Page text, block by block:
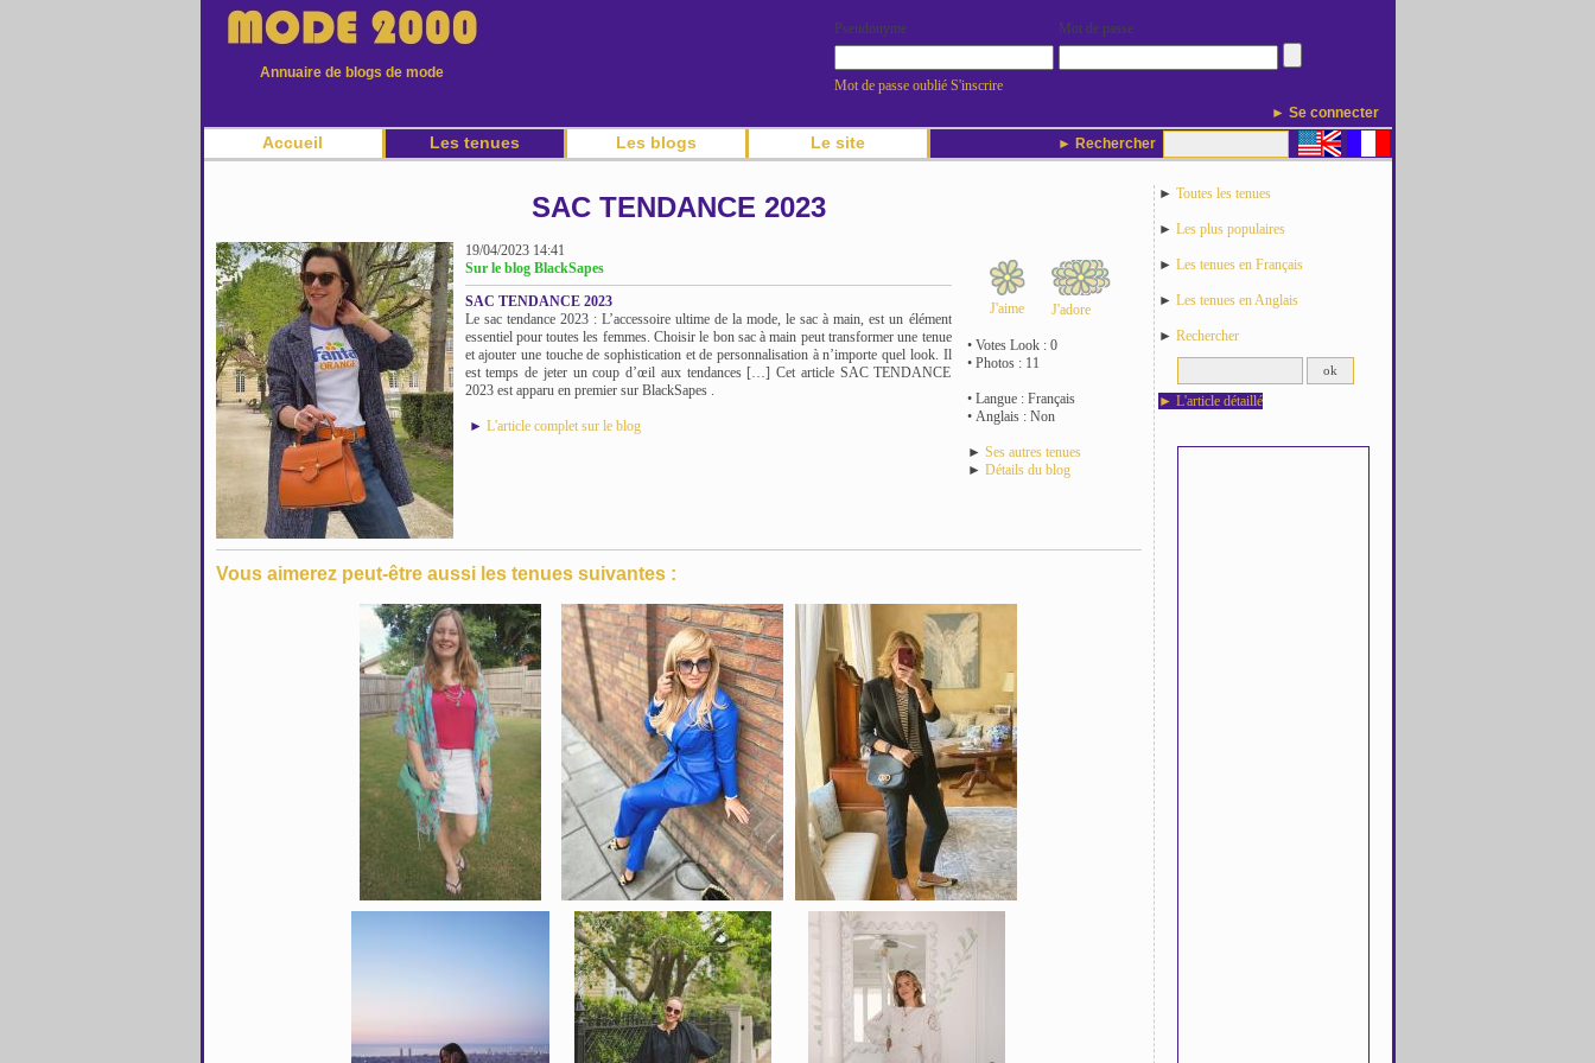
Annuaire de blogs de mode
Pseudonyme Mot de passe
Mot de passe oublié S'inscrire
► Se connecter
► Rechercher
Accueil Les tenues Les blogs Le site
SAC TENDANCE 2023
19/04/2023 14:41
Sur le blog BlackSapes
SAC TENDANCE 2023
Le sac tendance 2023 : L’accessoire ultime de la mode, le sac à main, est un élément
essentiel pour toutes les femmes. Choisir le bon sac à main peut transformer une tenue
et ajouter une touche de sophistication et de personnalisation à n’importe quel look. Il
est temps de jeter un coup d’œil aux tendances […] Cet article SAC TENDANCE
2023 est apparu en premier sur BlackSapes .
► L'article complet sur le blog
J'aime J'adore
• Votes Look : 0
• Photos : 11
• Langue : Français
• Anglais : Non
► Ses autres tenues
► Détails du blog
Vous aimerez peut-être aussi les tenues suivantes :
► Toutes les tenues
► Les plus populaires
► Les tenues en Français
► Les tenues en Anglais
► Rechercher
► L'article détaillé